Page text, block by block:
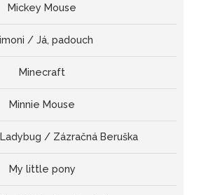
Mickey Mouse
/ Já, padouch
Minecraft
Minnie Mouse
/ Zázračná Beruška
My little pony